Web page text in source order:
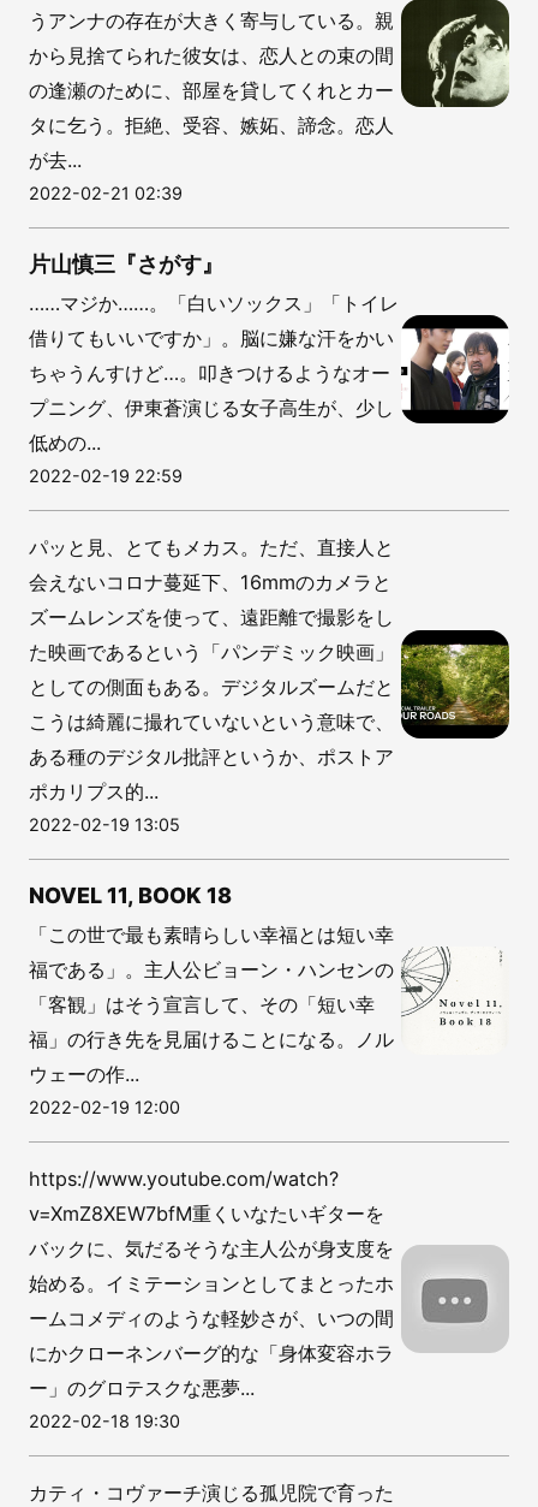
うアンナの存在が大きく寄与している。親
から見捨てられた彼女は、恋人との束の間
の逢瀬のために、部屋を貸してくれとカー
タに乞う。拒絶、受容、嫉妬、諦念。恋人
が去...
2022-02-21 02:39
片山慎三『さがす』
……マジか……。「白いソックス」「トイレ
借りてもいいですか」。脳に嫌な汗をかい
ちゃうんすけど…。叩きつけるようなオー
プニング、伊東蒼演じる女子高生が、少し
低めの...
2022-02-19 22:59
パッと見、とてもメカス。ただ、直接人と
会えないコロナ蔓延下、16mmのカメラと
ズームレンズを使って、遠距離で撮影をし
た映画であるという「パンデミック映画」
としての側面もある。デジタルズームだと
こうは綺麗に撮れていないという意味で、
ある種のデジタル批評というか、ポストア
ポカリプス的...
2022-02-19 13:05
NOVEL 11, BOOK 18
「この世で最も素晴らしい幸福とは短い幸
福である」。主人公ビョーン・ハンセンの
「客観」はそう宣言して、その「短い幸
福」の行き先を見届けることになる。ノル
ウェーの作...
2022-02-19 12:00
https://www.youtube.com/watch?
v=XmZ8XEW7bfM重くいなたいギターを
バックに、気だるそうな主人公が身支度を
始める。イミテーションとしてまとったホ
ームコメディのような軽妙さが、いつの間
にかクローネンバーグ的な「身体変容ホラ
ー」のグロテスクな悪夢...
2022-02-18 19:30
カティ・コヴァーチ演じる孤児院で育った